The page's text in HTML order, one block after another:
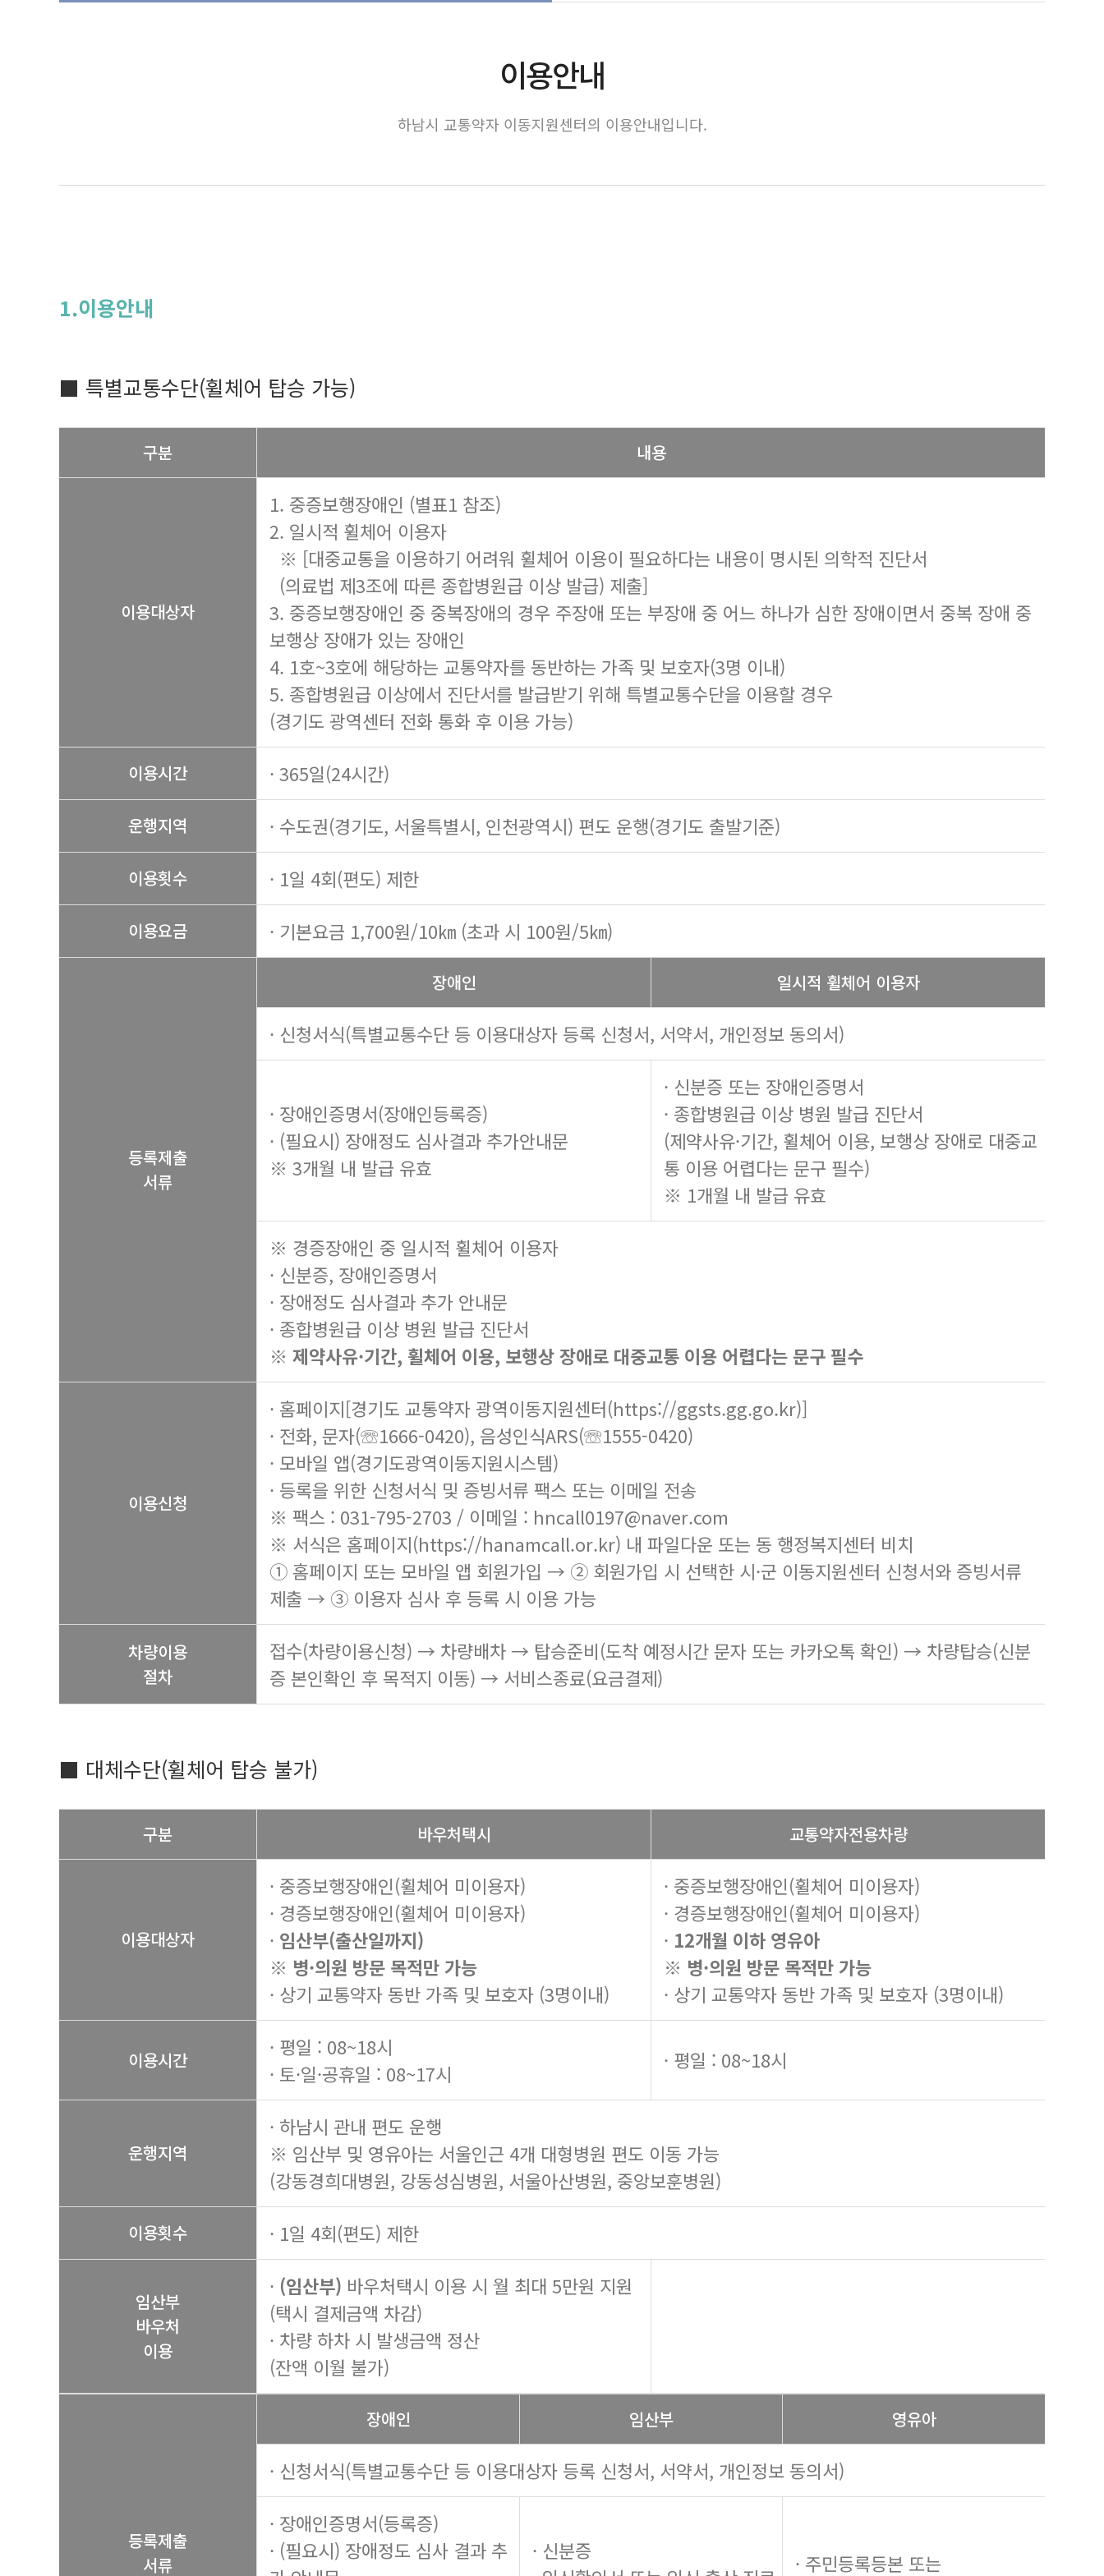
이용안내
하남시 교통약자 이동지원센터의 이용안내입니다.
1.이용안내
■ 특별교통수단(휠체어 탑승 가능)
구분 내용
이용대상자
1. 중증보행장애인 (별표1 참조)
2. 일시적 휠체어 이용자
※ [대중교통을 이용하기 어려워 휠체어 이용이 필요하다는 내용이 명시된 의학적 진단서
(의료법 제3조에 따른 종합병원급 이상 발급) 제출]
3. 중증보행장애인 중 중복장애의 경우 주장애 또는 부장애 중 어느 하나가 심한 장애이면서 중복 장애 중
보행상 장애가 있는 장애인
4. 1호~3호에 해당하는 교통약자를 동반하는 가족 및 보호자(3명 이내)
5. 종합병원급 이상에서 진단서를 발급받기 위해 특별교통수단을 이용할 경우
(경기도 광역센터 전화 통화 후 이용 가능)
이용시간 · 365일(24시간)
운행지역 · 수도권(경기도, 서울특별시, 인천광역시) 편도 운행(경기도 출발기준)
이용횟수 · 1일 4회(편도) 제한
이용요금 · 기본요금 1,700원/10㎞ (초과 시 100원/5㎞)
등록제출
서류
장애인 일시적 휠체어 이용자
· 신청서식(특별교통수단 등 이용대상자 등록 신청서, 서약서, 개인정보 동의서)
· 장애인증명서(장애인등록증)
· (필요시) 장애정도 심사결과 추가안내문
※ 3개월 내 발급 유효
· 신분증 또는 장애인증명서
· 종합병원급 이상 병원 발급 진단서
(제약사유·기간, 휠체어 이용, 보행상 장애로 대중교
통 이용 어렵다는 문구 필수)
※ 1개월 내 발급 유효
※ 경증장애인 중 일시적 휠체어 이용자
· 신분증, 장애인증명서
· 장애정도 심사결과 추가 안내문
· 종합병원급 이상 병원 발급 진단서
※ 제약사유·기간, 휠체어 이용, 보행상 장애로 대중교통 이용 어렵다는 문구 필수
이용신청
· 홈페이지[경기도 교통약자 광역이동지원센터(https://ggsts.gg.go.kr)]
· 전화, 문자(☏1666-0420), 음성인식ARS(☏1555-0420)
· 모바일 앱(경기도광역이동지원시스템)
· 등록을 위한 신청서식 및 증빙서류 팩스 또는 이메일 전송
※ 팩스 : 031-795-2703 / 이메일 : hncall0197@naver.com
※ 서식은 홈페이지(https://hanamcall.or.kr) 내 파일다운 또는 동 행정복지센터 비치
① 홈페이지 또는 모바일 앱 회원가입 → ② 회원가입 시 선택한 시·군 이동지원센터 신청서와 증빙서류
제출 → ③ 이용자 심사 후 등록 시 이용 가능
차량이용
절차
접수(차량이용신청) → 차량배차 → 탑승준비(도착 예정시간 문자 또는 카카오톡 확인) → 차량탑승(신분
증 본인확인 후 목적지 이동) → 서비스종료(요금결제)
■ 대체수단(휠체어 탑승 불가)
구분 바우처택시 교통약자전용차량
이용대상자
· 중증보행장애인(휠체어 미이용자)
· 경증보행장애인(휠체어 미이용자)
· 임산부(출산일까지)
※ 병·의원 방문 목적만 가능
· 상기 교통약자 동반 가족 및 보호자 (3명이내)
· 중증보행장애인(휠체어 미이용자)
· 경증보행장애인(휠체어 미이용자)
· 12개월 이하 영유아
※ 병·의원 방문 목적만 가능
· 상기 교통약자 동반 가족 및 보호자 (3명이내)
이용시간
· 평일 : 08~18시
· 토·일·공휴일 : 08~17시
· 평일 : 08~18시
운행지역
· 하남시 관내 편도 운행
※ 임산부 및 영유아는 서울인근 4개 대형병원 편도 이동 가능
(강동경희대병원, 강동성심병원, 서울아산병원, 중앙보훈병원)
이용횟수 · 1일 4회(편도) 제한
임산부
바우처
이용
· (임산부) 바우처택시 이용 시 월 최대 5만원 지원
(택시 결제금액 차감)
· 차량 하차 시 발생금액 정산
(잔액 이월 불가)
등록제출
서류
장애인 임산부 영유아
· 신청서식(특별교통수단 등 이용대상자 등록 신청서, 서약서, 개인정보 동의서)
· 장애인증명서(등록증)
· (필요시) 장애정도 심사 결과 추
· 신분증
· 주민등록등본 또는